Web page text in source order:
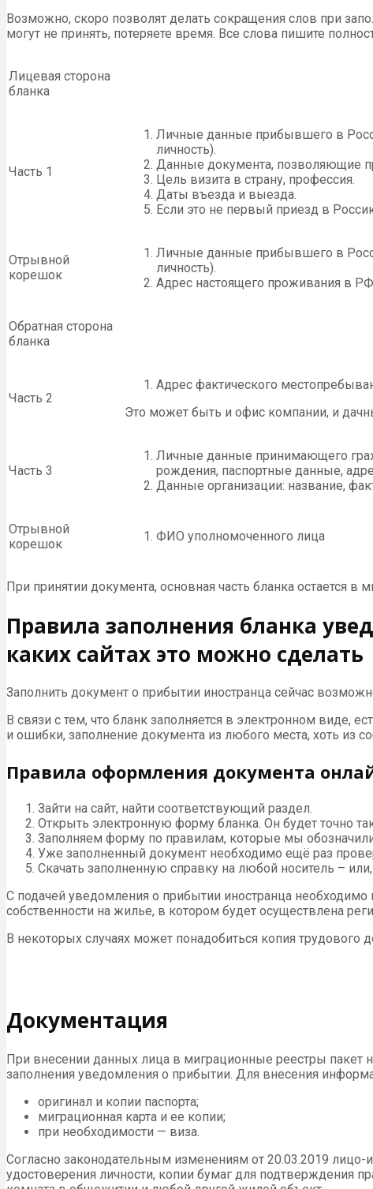
Возможно, скоро позволят делать сокращения слов при
могут не принять, потеряете время. Все слова пишите
Лицевая сторона
бланка
Часть 1
Личные данные прибывшего в
личность).
Данные документа, позволяющие
Цель визита в страну, профессия.
Даты въезда и выезда.
Если это не первый приезд в
Отрывной
корешок
Личные данные прибывшего в
личность).
Адрес настоящего проживания в
Обратная сторона
бланка
Часть 2
Адрес фактического
Это может быть и офис компании, и
Часть 3
Личные данные принимающего
рождения, паспортные данные,
Данные организации: название,
Отрывной
корешок
ФИО уполномоченного лица
При принятии документа, основная часть бланка
Правила заполнения бланка
каких сайтах это можно сделать
Заполнить документ о прибытии иностранца сейчас
В связи с тем, что бланк заполняется в электронном виде,
и ошибки, заполнение документа из любого места, хоть из
Правила оформления документа
Зайти на сайт, найти соответствующий раздел.
Открыть электронную форму бланка. Он будет точно
Заполняем форму по правилам, которые мы
Уже заполненный документ необходимо ещё раз
Скачать заполненную справку на любой носитель –
С подачей уведомления о прибытии иностранца
собственности на жилье, в котором будет осуществлена
В некоторых случаях может понадобиться копия трудового
Документация
При внесении данных лица в миграционные реестры пакет
заполнения уведомления о прибытии. Для внесения
оригинал и копии паспорта;
миграционная карта и ее копии;
при необходимости — виза.
Согласно законодательным изменениям от 20.03.2019 лицо-
удостоверения личности, копии бумаг для подтверждения